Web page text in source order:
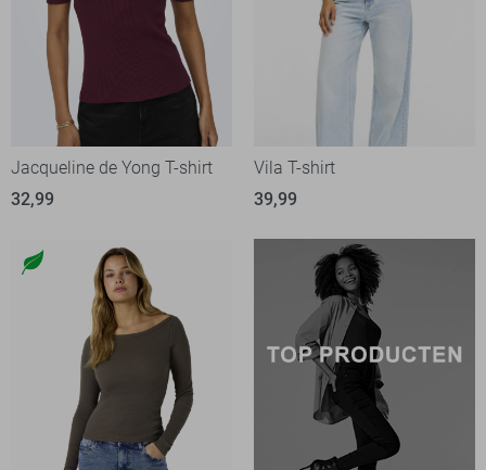
Jacqueline de Yong T-shirt
32,99
Vila T-shirt
39,99